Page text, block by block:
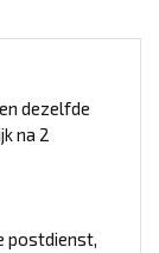
dezelfde
na 2
postdienst,